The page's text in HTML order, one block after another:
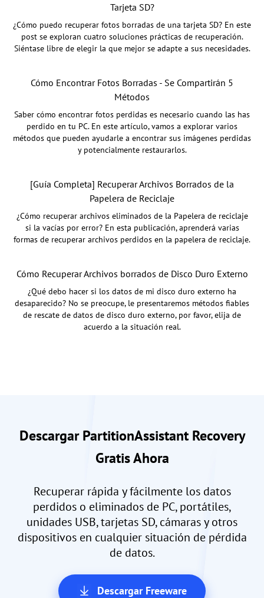
Tarjeta SD?
¿Cómo puedo recuperar fotos borradas de una tarjeta SD? En este
post se exploran cuatro soluciones prácticas de recuperación.
Siéntase libre de elegir la que mejor se adapte a sus necesidades.
Cómo Encontrar Fotos Borradas - Se Compartirán 5
Métodos
Saber cómo encontrar fotos perdidas es necesario cuando las has
perdido en tu PC. En este artículo, vamos a explorar varios
métodos que pueden ayudarle a encontrar sus imágenes perdidas
y potencialmente restaurarlos.
[Guía Completa] Recuperar Archivos Borrados de la
Papelera de Reciclaje
¿Cómo recuperar archivos eliminados de la Papelera de reciclaje
si la vacías por error? En esta publicación, aprenderá varias
formas de recuperar archivos perdidos en la papelera de reciclaje.
Cómo Recuperar Archivos borrados de Disco Duro Externo
¿Qué debo hacer si los datos de mi disco duro externo ha
desaparecido? No se preocupe, le presentaremos métodos fiables
de rescate de datos de disco duro externo, por favor, elija de
acuerdo a la situación real.
Descargar PartitionAssistant Recovery
Gratis Ahora
Recuperar rápida y fácilmente los datos
perdidos o eliminados de PC, portátiles,
unidades USB, tarjetas SD, cámaras y otros
dispositivos en cualquier situación de pérdida
de datos.
Descargar Freeware